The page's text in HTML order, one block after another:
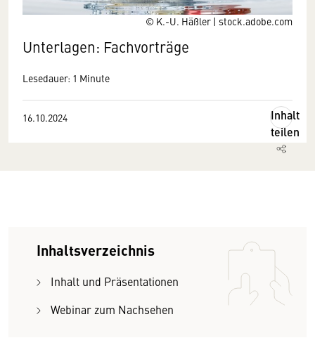
© K.-U. Häßler | stock.adobe.com
Unterlagen: Fachvorträge
Lesedauer: 1 Minute
16.10.2024
Inhalt
teilen
Inhaltsverzeichnis
Inhalt und Präsentationen
Webinar zum Nachsehen